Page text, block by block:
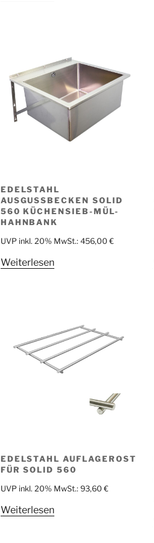
EDELSTAHL
AUSGUSSBECKEN SOLID
560 KÜCHENSIEB-MÜL-
HAHNBANK
UVP inkl. 20% MwSt.: 456,00 €
Weiterlesen
EDELSTAHL AUFLAGEROST
FÜR SOLID 560
UVP inkl. 20% MwSt.: 93,60 €
Weiterlesen